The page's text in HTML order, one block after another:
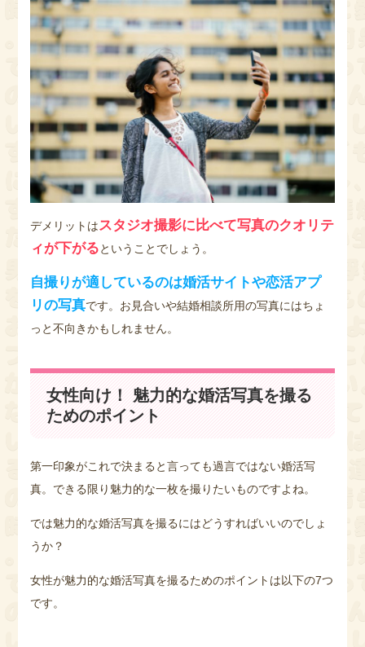
デメリットはスタジオ撮影に比べて写真のクオリテ
ィが下がるということでしょう。
自撮りが適しているのは婚活サイトや恋活アプ
リの写真です。お見合いや結婚相談所用の写真にはちょ
っと不向きかもしれません。
女性向け！ 魅力的な婚活写真を撮る
ためのポイント
第一印象がこれで決まると言っても過言ではない婚活写
真。できる限り魅力的な一枚を撮りたいものですよね。
では魅力的な婚活写真を撮るにはどうすればいいのでしょ
うか？
女性が魅力的な婚活写真を撮るためのポイントは以下の7つ
です。